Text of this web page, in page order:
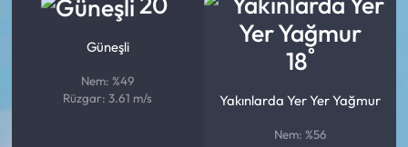
Güneşli
Nem: %49
Rüzgar: 3.61 m/s
18°
Yakınlarda Yer Yer Yağmur
Nem: %56